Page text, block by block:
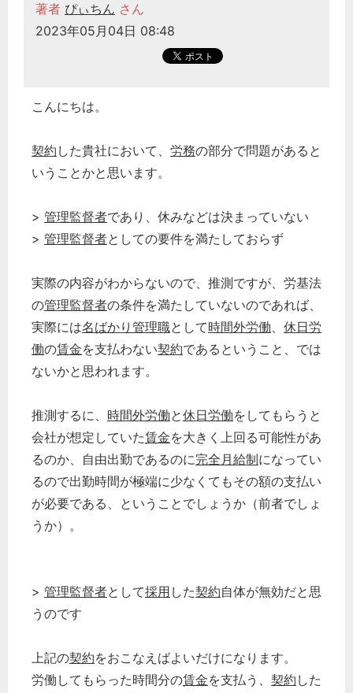
著者 ぴぃちん さん
2023年05月04日 08:48
こんにちは。
契約 した貴社において、 労務の部分で問題があると
いうことかと思います。
> 管理監督者であり、休みなどは決まっていない
> 管理監督者としての要件を満たしておらず
実際の内容がわからないので、推測ですが、労基法
の管理監督者の条件を満たしていないのであれば、
実際には名ばかり管理職として時間外労働、 休日労
働の賃金を支払わない契約であるということ、では
ないかと思われます。
推測するに、 時間外労働と休日労働をしてもらうと
会社が想定していた賃金を大きく上回る可能性があ
るのか、自由出勤であるのに完全月給制になってい
るので出勤時間が極端に少なくてもその額の支払い
が必要である、ということでしょうか（前者でしょ
うか）。
> 管理監督者として採用 した契約自体が無効だと思
うのです
上記の契約をおこなえばよいだけになります。
労働してもらった時間分の賃金を支払う、 契約 した
経営の知恵
総務の給湯室
秘書のノウハウ